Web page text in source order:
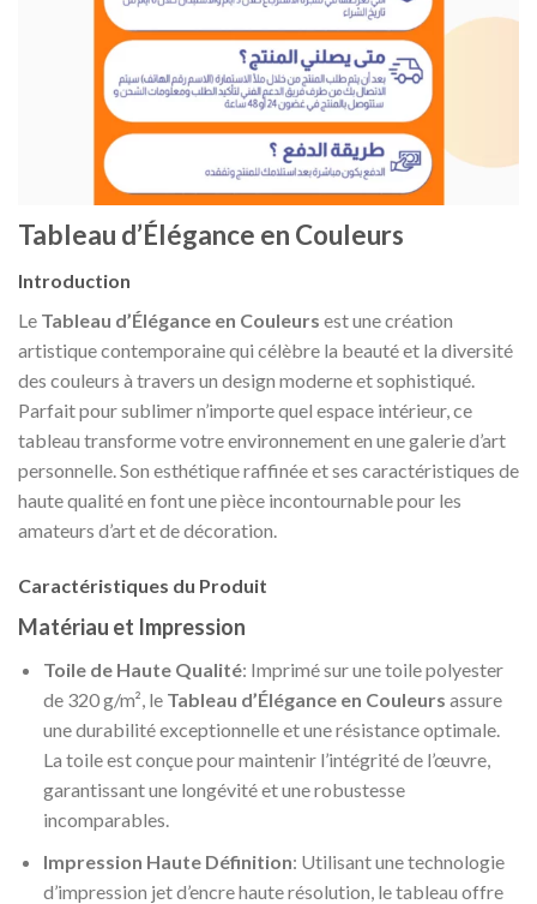
Tableau d’Élégance en Couleurs
Introduction
Le Tableau d’Élégance en Couleurs est une création
artistique contemporaine qui célèbre la beauté et la diversité
des couleurs à travers un design moderne et sophistiqué.
Parfait pour sublimer n’importe quel espace intérieur, ce
tableau transforme votre environnement en une galerie d’art
personnelle. Son esthétique raffinée et ses caractéristiques de
haute qualité en font une pièce incontournable pour les
amateurs d’art et de décoration.
Caractéristiques du Produit
Matériau et Impression
Toile de Haute Qualité: Imprimé sur une toile polyester
de 320 g/m², le Tableau d’Élégance en Couleurs assure
une durabilité exceptionnelle et une résistance optimale.
La toile est conçue pour maintenir l’intégrité de l’œuvre,
garantissant une longévité et une robustesse
incomparables.
Impression Haute Définition: Utilisant une technologie
d’impression jet d’encre haute résolution, le tableau offre